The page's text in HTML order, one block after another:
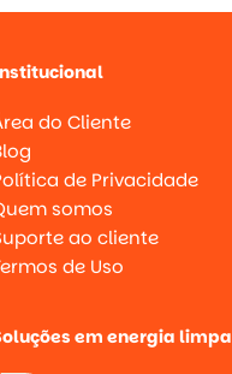
do Cliente
de Privacidade
somos
ao cliente
de Uso
em energia limpa